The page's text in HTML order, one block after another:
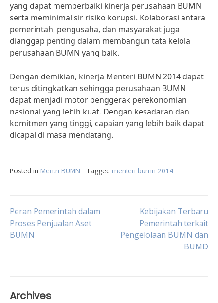
yang dapat memperbaiki kinerja perusahaan BUMN
serta meminimalisir risiko korupsi. Kolaborasi antara
pemerintah, pengusaha, dan masyarakat juga
dianggap penting dalam membangun tata kelola
perusahaan BUMN yang baik.
Dengan demikian, kinerja Menteri BUMN 2014 dapat
terus ditingkatkan sehingga perusahaan BUMN
dapat menjadi motor penggerak perekonomian
nasional yang lebih kuat. Dengan kesadaran dan
komitmen yang tinggi, capaian yang lebih baik dapat
dicapai di masa mendatang.
Posted in Mentri BUMN Tagged menteri bumn 2014
Post
navigation
Peran Pemerintah dalam
Proses Penjualan Aset
BUMN
Kebijakan Terbaru
Pemerintah terkait
Pengelolaan BUMN dan
BUMD
Archives